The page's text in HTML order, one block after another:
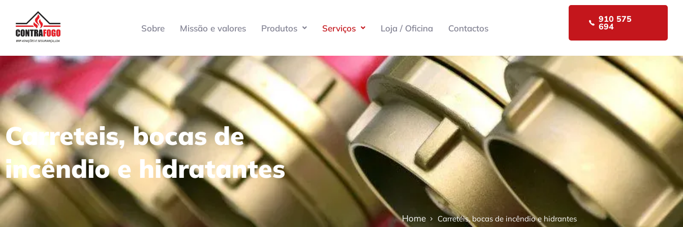
Sobre Missão e valores Produtos Serviços Loja / Oficina Contactos
910 575
694
Carreteis, bocas de
incêndio e hidratantes
Home Carretéis, bocas de incêndio e hidrantes